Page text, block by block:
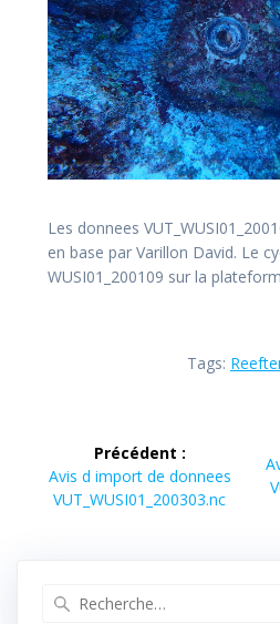
Les donnees
en base par Varillon David. Le
WUSI01_200109 sur la
Tags:
de
l’article
Précédent :
Article
précédent :
Avis d import de donnees
VUT_WUSI01_200303.nc